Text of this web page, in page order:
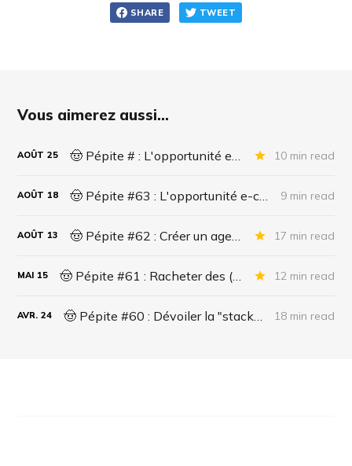
SHARE TWEET
Vous aimerez aussi...
AOÛT 25 10 min read
AOÛT 18 9 min read
AOÛT 13 17 min read
MAI 15 12 min read
AVR. 24 18 min read